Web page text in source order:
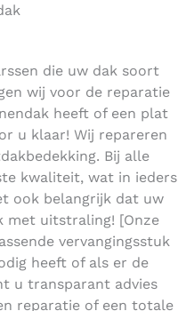
die uw dak soort
wij voor de reparatie
heeft of een plat
u klaar! Wij repareren
Bij alle
kwaliteit, wat in ieders
ook belangrijk dat uw
met uitstraling! [Onze
vervangingsstuk
heeft of als er de
u transparant advies
reparatie of een totale